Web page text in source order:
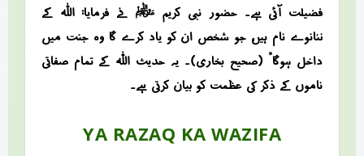
فضیلت آئی ہے۔ حضور نبی کریم ﷺ نے فرمایا: “اللہ کے
ننانوے نام ہیں، جو شخص ان کو یاد کرے گا وہ جنت میں
داخل ہوگا” (صحیح بخاری)۔ یہ حدیث اللہ کے تمام صفاتی
ناموں کے ذکر کی عظمت کو بیان کرتی ہے۔
YA RAZAQ KA WAZIFA